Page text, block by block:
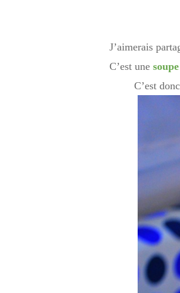
J’aimerais
C’est une soupe
C’est